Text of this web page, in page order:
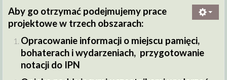
Aby go otrzymać podejmujemy prace
projektowe w trzech obszarach:
Opracowanie informacji o miejscu pamięci,
bohaterach i wydarzeniach, przygotowanie
notacji do IPN